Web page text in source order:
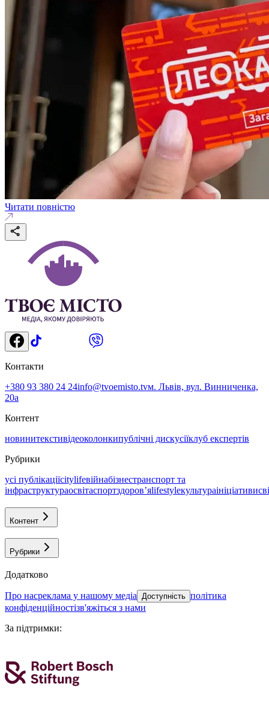
Читати повністю
Контакти
+380 93 380 24 24info@tvoemisto.tvм. Львів, вул. Винниченка,
20а
Контент
новинитекстивідеоколонкипублічні дискусіїклуб експертів
Рубрики
усі публікаціїcitylifeвійнабізнестранспорт та
інфраструктураосвітаспортздоровʼяlifestyleкультураініціативи
Контент
Рубрики
Додатково
про насреклама у нашому медіа Доступність політика
конфіденційностізв'яжіться з нами
За підтримки: